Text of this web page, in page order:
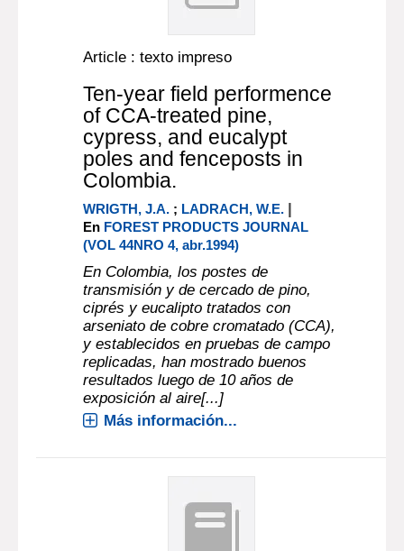
Article : texto impreso
Ten-year field performence
of CCA-treated pine,
cypress, and eucalypt
poles and fenceposts in
Colombia.
WRIGTH, J.A. ; LADRACH, W.E. |
En FOREST PRODUCTS JOURNAL
(VOL 44NRO 4, abr.1994)
En Colombia, los postes de
transmisión y de cercado de pino,
ciprés y eucalipto tratados con
arseniato de cobre cromatado (CCA),
y establecidos en pruebas de campo
replicadas, han mostrado buenos
resultados luego de 10 años de
exposición al aire[...]
Más información...